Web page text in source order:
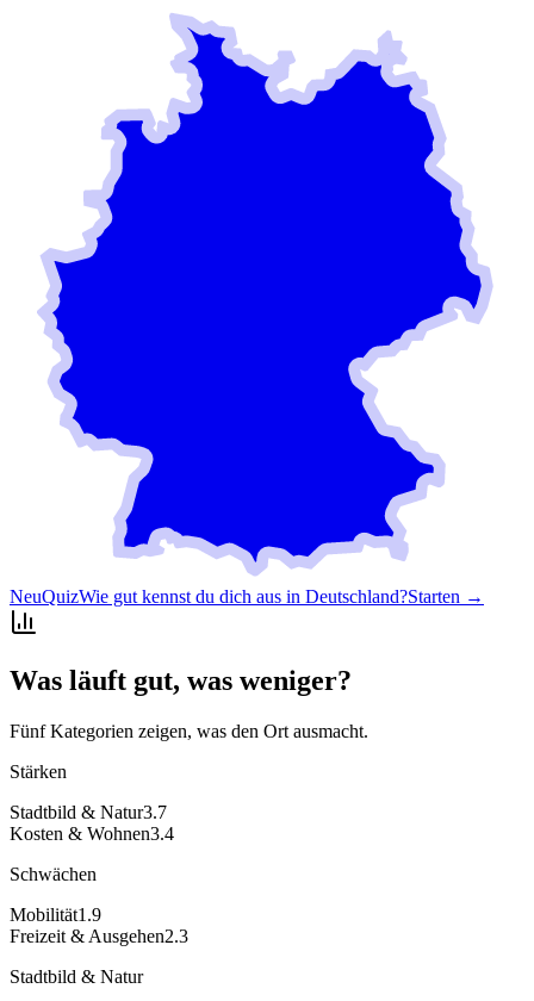
NeuQuizWie gut kennst du dich aus in Deutschland?Starten →
Was läuft gut, was weniger?
Fünf Kategorien zeigen, was den Ort ausmacht.
Stärken
Stadtbild & Natur3.7
Kosten & Wohnen3.4
Schwächen
Mobilität1.9
Freizeit & Ausgehen2.3
Stadtbild & Natur